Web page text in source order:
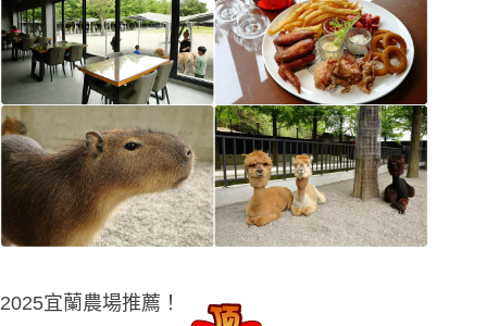
2025宜蘭農場推薦！